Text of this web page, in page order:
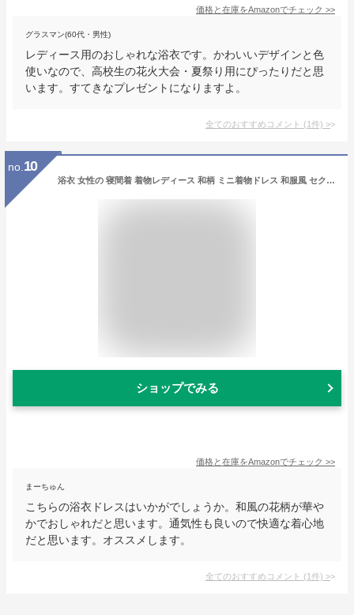
価格と在庫をAmazonでチェック >>
グラスマン(60代・男性)
レディース用のおしゃれな浴衣です。かわいいデザインと色
使いなので、高校生の花火大会・夏祭り用にぴったりだと思
います。すてきなプレゼントになりますよ。
全てのおすすめコメント (1件) >
no. 10
浴衣 女性の 寝間着 着物レディース 和柄 ミニ着物ドレス 和服風 セクシーランジェリー バスローブ ナイトガウン 帯ベルト衣装 前開き よさこい 衣装 花 ドレス (32# 黑, M)
ショップでみる
価格と在庫をAmazonでチェック >>
まーちゅん
こちらの浴衣ドレスはいかがでしょうか。和風の花柄が華や
かでおしゃれだと思います。通気性も良いので快適な着心地
だと思います。オススメします。
全てのおすすめコメント (1件) >